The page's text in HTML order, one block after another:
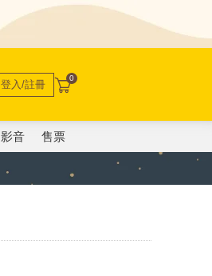
登入/註冊 0
影音 售票